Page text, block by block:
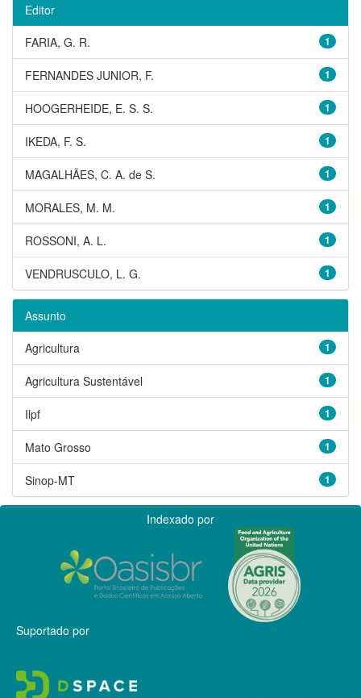
Editor
1
FARIA, G. R.
1
FERNANDES JUNIOR, F.
1
HOOGERHEIDE, E. S. S.
1
IKEDA, F. S.
1
MAGALHÃES, C. A. de S.
1
MORALES, M. M.
1
ROSSONI, A. L.
1
VENDRUSCULO, L. G.
Assunto
1
Agricultura
1
Agricultura Sustentável
1
Ilpf
1
Mato Grosso
1
Sinop-MT
Indexado por
Suportado por